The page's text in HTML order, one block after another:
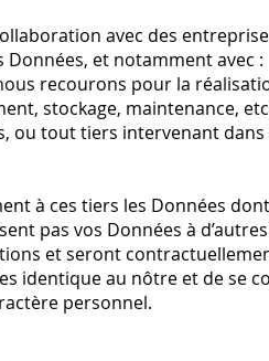
avec des
Données, et notamment avec :
recourons pour la
stockage, maintenance,
ou tout tiers intervenant
à ces tiers les Données
pas vos Données à
et seront
identique au nôtre et de se
personnel.